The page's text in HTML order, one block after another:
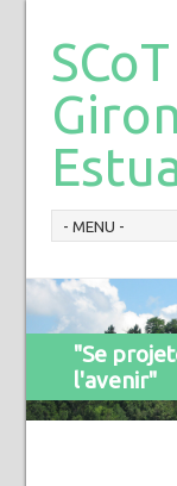
"Se
l'avenir"